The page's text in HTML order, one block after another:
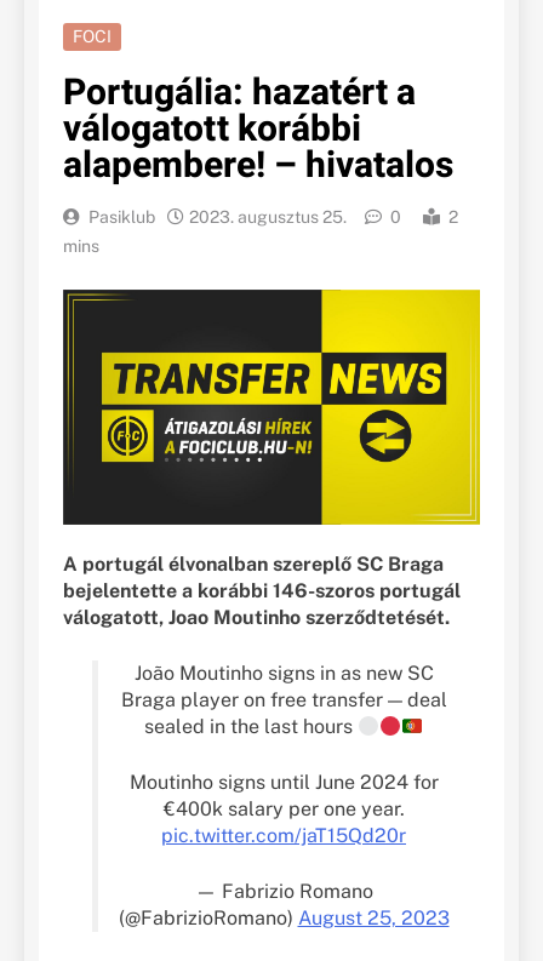
FOCI
Portugália: hazatért a
válogatott korábbi
alapembere! – hivatalos
Pasiklub 2023. augusztus 25. 0
2
mins
A portugál élvonalban szereplő SC Braga
bejelentette a korábbi 146-szoros portugál
válogatott, Joao Moutinho szerződtetését.
João Moutinho signs in as new SC
Braga player on free transfer — deal
sealed in the last hours
Moutinho signs until June 2024 for
€400k salary per one year.
pic.twitter.com/jaT15Qd20r
— Fabrizio Romano
(@FabrizioRomano) August 25, 2023